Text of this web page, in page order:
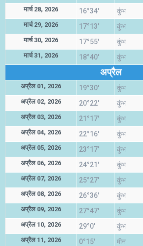
मार्च 28, 2026 16°34' कुंभ
मार्च 29, 2026 17°13' कुंभ
मार्च 30, 2026 17°55' कुंभ
मार्च 31, 2026 18°40' कुंभ
अप्रैल
अप्रैल 01, 2026 19°30' कुंभ
अप्रैल 02, 2026 20°22' कुंभ
अप्रैल 03, 2026 21°17' कुंभ
अप्रैल 04, 2026 22°16' कुंभ
अप्रैल 05, 2026 23°17' कुंभ
अप्रैल 06, 2026 24°21' कुंभ
अप्रैल 07, 2026 25°27' कुंभ
अप्रैल 08, 2026 26°36' कुंभ
अप्रैल 09, 2026 27°47' कुंभ
अप्रैल 10, 2026 29°0' कुंभ
अप्रैल 11, 2026 0°15' मीन